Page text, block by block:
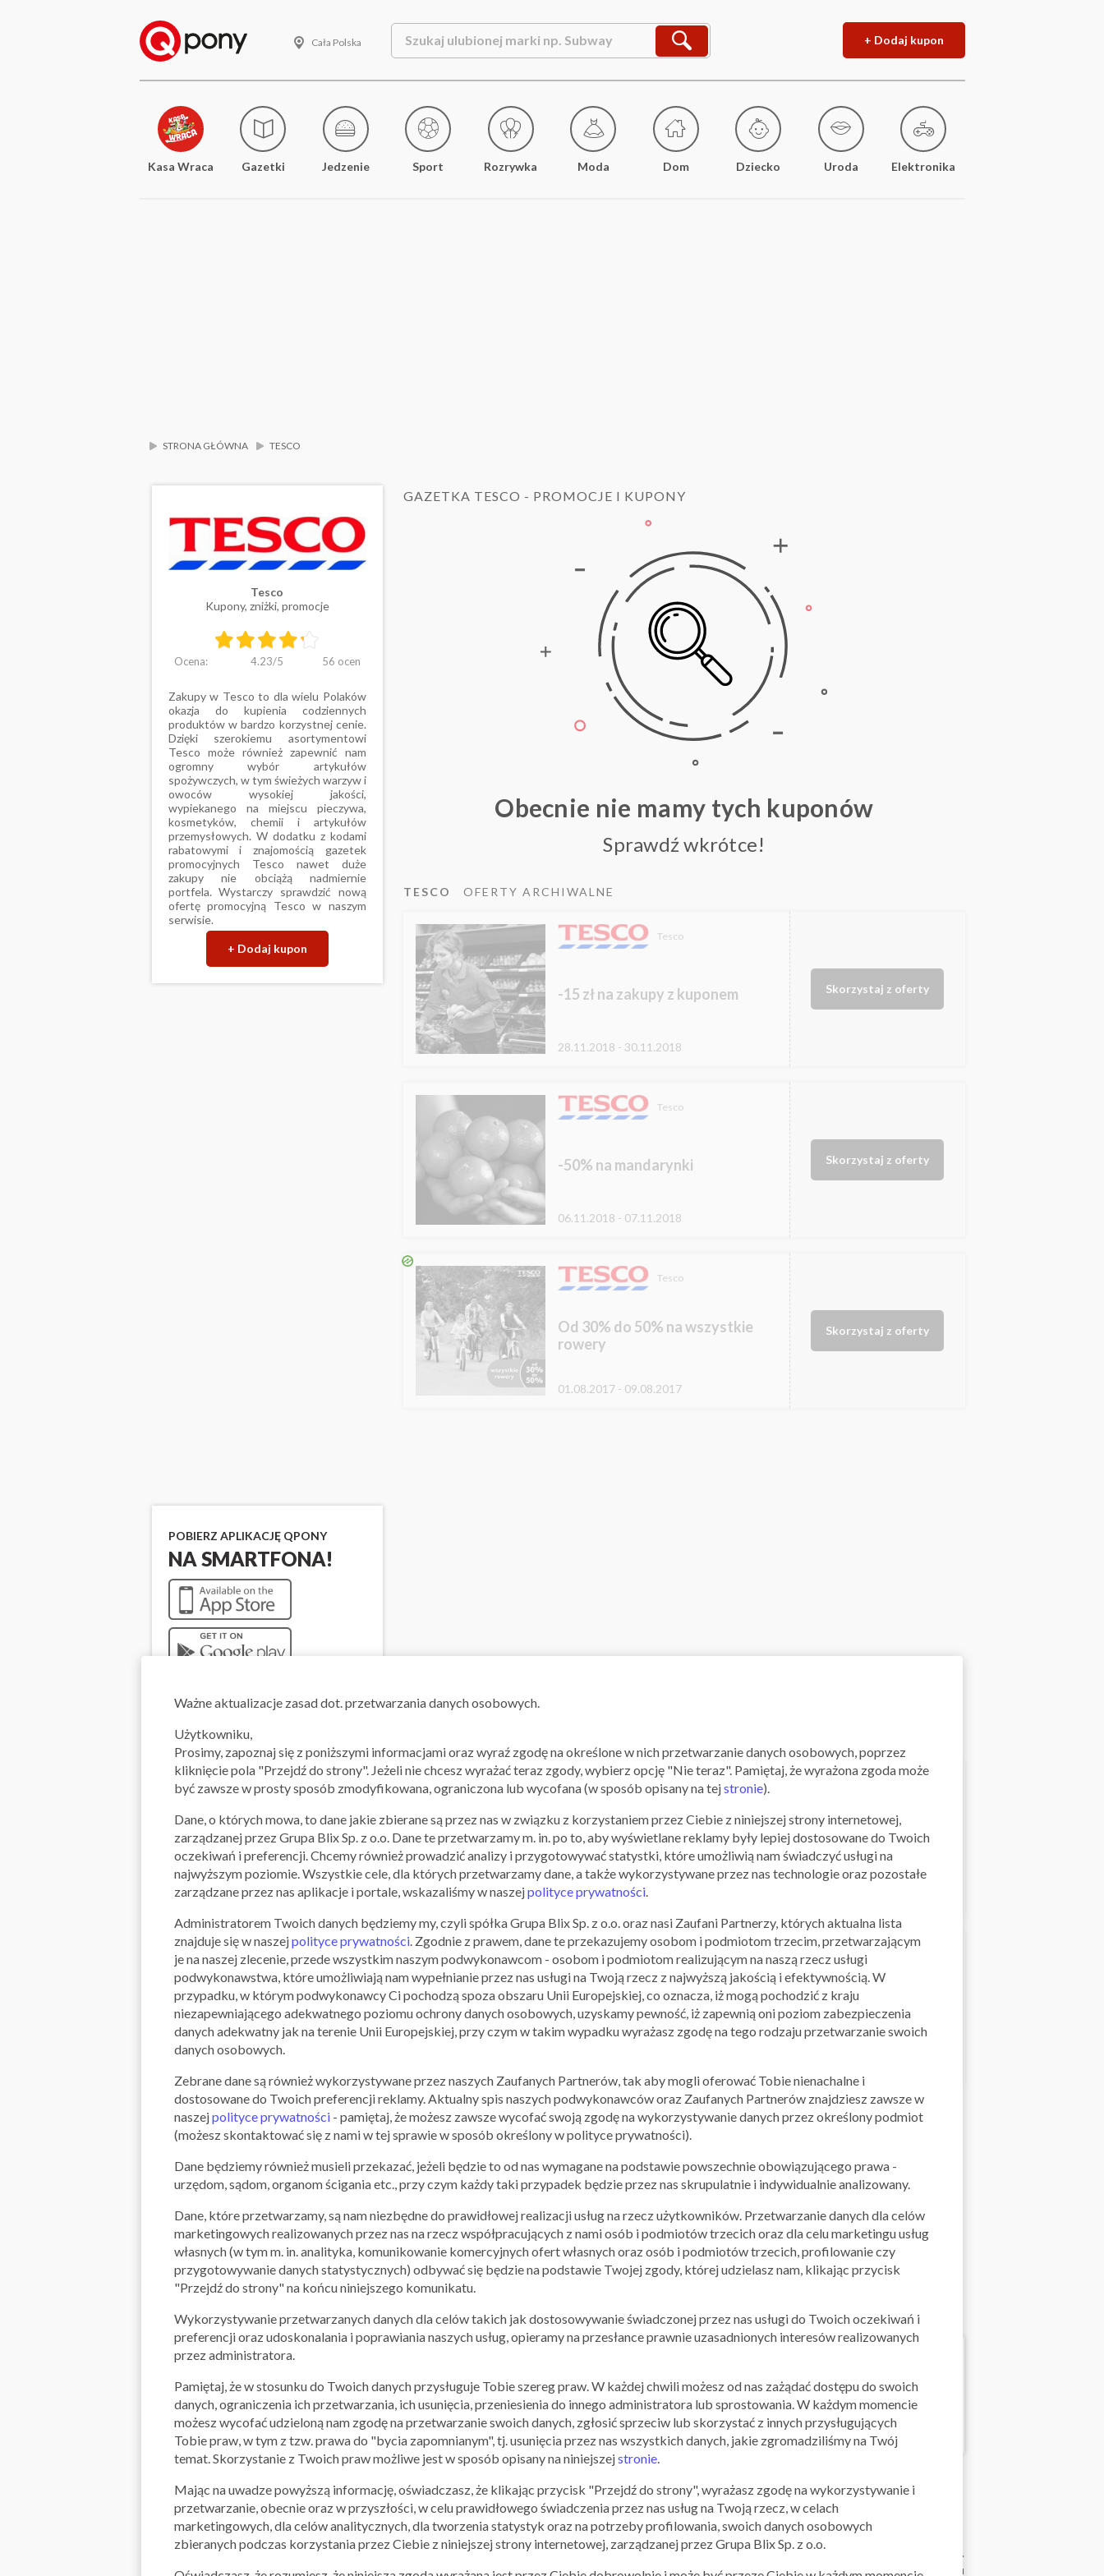
Cała Polska + Dodaj kupon
Kasa Wraca Gazetki Jedzenie Sport Rozrywka Moda Dom Dziecko Uroda Elektronika
STRONA GŁÓWNA TESCO
GAZETKA TESCO - PROMOCJE I KUPONY
Obecnie nie mamy tych kuponów
Sprawdź wkrótce!
TESCO OFERTY ARCHIWALNE
Tesco
-15 zł na zakupy z kuponem
28.11.2018 - 30.11.2018
Skorzystaj z oferty
Tesco
-50% na mandarynki
06.11.2018 - 07.11.2018
Skorzystaj z oferty
Tesco
Od 30% do 50% na wszystkie
rowery
01.08.2017 - 09.08.2017
Skorzystaj z oferty
Tesco
Od -30% do -50% na zabawki i
produkty ogrodowe
03.08.2017 - 09.08.2017
Skorzystaj z oferty
Tesco
9,89 zł za kg schabu
wieprzowego przy zakupach za
min. 50 zł
Skorzystaj z oferty
Tesco
Kupony, zniżki, promocje
Ocena: 4.23/5 56 ocen
Zakupy w Tesco to dla wielu Polaków
okazja do kupienia codziennych
produktów w bardzo korzystnej cenie.
Dzięki szerokiemu asortymentowi
Tesco może również zapewnić nam
ogromny wybór artykułów
spożywczych, w tym świeżych warzyw i
owoców wysokiej jakości,
wypiekanego na miejscu pieczywa,
kosmetyków, chemii i artykułów
przemysłowych. W dodatku z kodami
rabatowymi i znajomością gazetek
promocyjnych Tesco nawet duże
zakupy nie obciążą nadmiernie
portfela. Wystarczy sprawdzić nową
ofertę promocyjną Tesco w naszym
serwisie.
+ Dodaj kupon
POBIERZ APLIKACJĘ QPONY
NA SMARTFONA!
PODOBNE MARKI
O FIRMIE TESCO
Tesco w Polsce
Tesco rozpoczęło swoją działalność w Polsce w roku 1995 przejęciem trzech sieci: Minor, Madex i Savia.
Pierwszy własny hipermarket firma otworzyła we Wrocławiu, w 1998 roku, rozpoczynając tym samym drogę ku
Ważne aktualizacje zasad dot. przetwarzania danych osobowych.
Użytkowniku,
Prosimy, zapoznaj się z poniższymi informacjami oraz wyraź zgodę na określone w nich przetwarzanie danych osobowych, poprzez
kliknięcie pola "Przejdź do strony". Jeżeli nie chcesz wyrażać teraz zgody, wybierz opcję "Nie teraz". Pamiętaj, że wyrażona zgoda może
być zawsze w prosty sposób zmodyfikowana, ograniczona lub wycofana (w sposób opisany na tejstronie).
Dane, o których mowa, to dane jakie zbierane są przez nas w związku z korzystaniem przez Ciebie z niniejszej strony internetowej,
zarządzanej przez Grupa Blix Sp. z o.o. Dane te przetwarzamy m. in. po to, aby wyświetlane reklamy były lepiej dostosowane do Twoich
oczekiwań i preferencji. Chcemy również prowadzić analizy i przygotowywać statystki, które umożliwią nam świadczyć usługi na
najwyższym poziomie. Wszystkie cele, dla których przetwarzamy dane, a także wykorzystywane przez nas technologie oraz pozostałe
zarządzane przez nas aplikacje i portale, wskazaliśmy w naszejpolityce prywatności.
Administratorem Twoich danych będziemy my, czyli spółka Grupa Blix Sp. z o.o. oraz nasi Zaufani Partnerzy, których aktualna lista
znajduje się w naszejpolityce prywatności. Zgodnie z prawem, dane te przekazujemy osobom i podmiotom trzecim, przetwarzającym
je na naszej zlecenie, przede wszystkim naszym podwykonawcom - osobom i podmiotom realizującym na naszą rzecz usługi
podwykonawstwa, które umożliwiają nam wypełnianie przez nas usługi na Twoją rzecz z najwyższą jakością i efektywnością. W
przypadku, w którym podwykonawcy Ci pochodzą spoza obszaru Unii Europejskiej, co oznacza, iż mogą pochodzić z kraju
niezapewniającego adekwatnego poziomu ochrony danych osobowych, uzyskamy pewność, iż zapewnią oni poziom zabezpieczenia
danych adekwatny jak na terenie Unii Europejskiej, przy czym w takim wypadku wyrażasz zgodę na tego rodzaju przetwarzanie swoich
danych osobowych.
Zebrane dane są również wykorzystywane przez naszych Zaufanych Partnerów, tak aby mogli oferować Tobie nienachalne i
dostosowane do Twoich preferencji reklamy. Aktualny spis naszych podwykonawców oraz Zaufanych Partnerów znajdziesz zawsze w
naszejpolityce prywatności - pamiętaj, że możesz zawsze wycofać swoją zgodę na wykorzystywanie danych przez określony podmiot
(możesz skontaktować się z nami w tej sprawie w sposób określony w polityce prywatności).
Dane będziemy również musieli przekazać, jeżeli będzie to od nas wymagane na podstawie powszechnie obowiązującego prawa -
urzędom, sądom, organom ścigania etc., przy czym każdy taki przypadek będzie przez nas skrupulatnie i indywidualnie analizowany.
Dane, które przetwarzamy, są nam niezbędne do prawidłowej realizacji usług na rzecz użytkowników. Przetwarzanie danych dla celów
marketingowych realizowanych przez nas na rzecz współpracujących z nami osób i podmiotów trzecich oraz dla celu marketingu usług
własnych (w tym m. in. analityka, komunikowanie komercyjnych ofert własnych oraz osób i podmiotów trzecich, profilowanie czy
przygotowywanie danych statystycznych) odbywać się będzie na podstawie Twojej zgody, której udzielasz nam, klikając przycisk
"Przejdź do strony" na końcu niniejszego komunikatu.
Wykorzystywanie przetwarzanych danych dla celów takich jak dostosowywanie świadczonej przez nas usługi do Twoich oczekiwań i
preferencji oraz udoskonalania i poprawiania naszych usług, opieramy na przesłance prawnie uzasadnionych interesów realizowanych
przez administratora.
Pamiętaj, że w stosunku do Twoich danych przysługuje Tobie szereg praw. W każdej chwili możesz od nas zażądać dostępu do swoich
danych, ograniczenia ich przetwarzania, ich usunięcia, przeniesienia do innego administratora lub sprostowania. W każdym momencie
możesz wycofać udzieloną nam zgodę na przetwarzanie swoich danych, zgłosić sprzeciw lub skorzystać z innych przysługujących
Tobie praw, w tym z tzw. prawa do "bycia zapomnianym", tj. usunięcia przez nas wszystkich danych, jakie zgromadziliśmy na Twój
temat. Skorzystanie z Twoich praw możliwe jest w sposób opisany na niniejszejstronie.
Mając na uwadze powyższą informację, oświadczasz, że klikając przycisk "Przejdź do strony", wyrażasz zgodę na wykorzystywanie i
przetwarzanie, obecnie oraz w przyszłości, w celu prawidłowego świadczenia przez nas usług na Twoją rzecz, w celach
marketingowych, dla celów analitycznych, dla tworzenia statystyk oraz na potrzeby profilowania, swoich danych osobowych
zbieranych podczas korzystania przez Ciebie z niniejszej strony internetowej, zarządzanej przez Grupa Blix Sp. z o.o.